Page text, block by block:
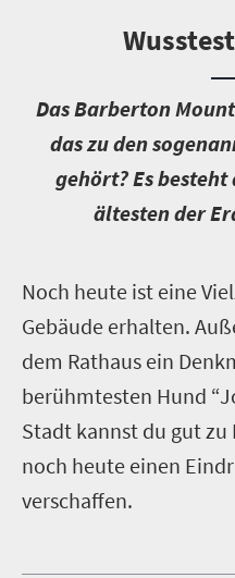
Das Barberton
das zu den
gehört? Es besteht
ältesten der
Noch heute ist eine
Gebäude erhalten.
dem Rathaus ein
berühmtesten Hund
Stadt kannst du gut
noch heute einen
verschaffen.